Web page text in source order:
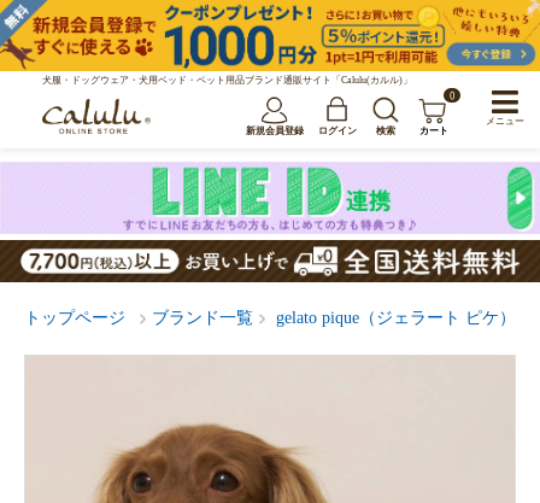
犬服・ドッグウェア・犬用ベッド・ペット用品ブランド通販サイト「Calulu(カルル)」
新規会員登録 ログイン 検索
0
カート
トップページ ブランド一覧 gelato pique（ジェラート ピケ）
メニュー